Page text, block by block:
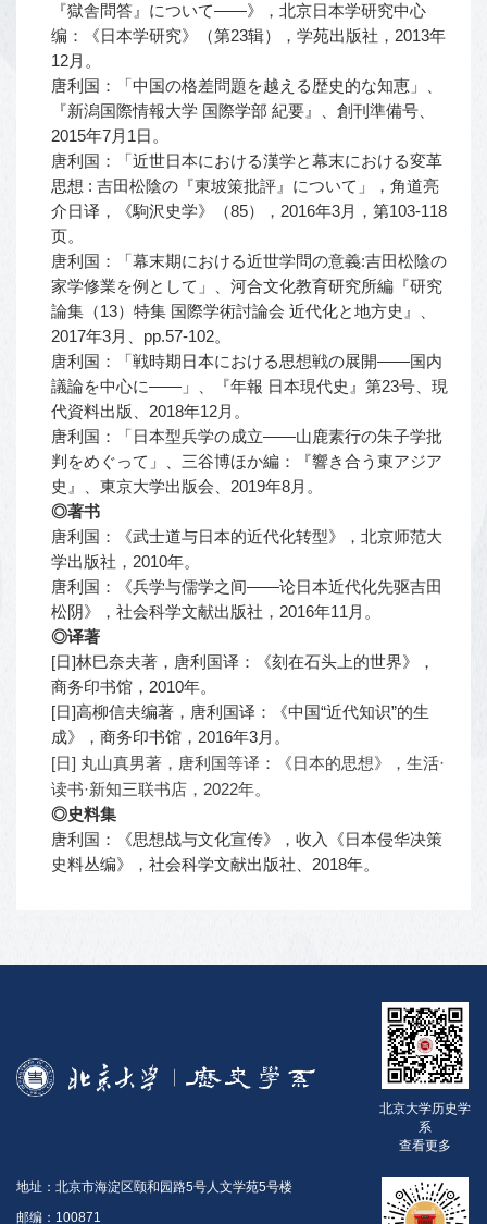
『獄舎問答』について――》，北京日本学研究中心
编：《日本学研究》（第23辑），学苑出版社，2013年
12月。
唐利国：「中国の格差問題を越える歴史的な知恵」、
『新潟国際情報大学 国際学部 紀要』、創刊準備号、
2015年7月1日。
唐利国：「近世日本における漢学と幕末における変革
思想 : 吉田松陰の『東坡策批評』について」，角道亮
介日译，《駒沢史学》（85），2016年3月，第103-118
页。
唐利国：「幕末期における近世学問の意義:吉田松陰の
家学修業を例として」、河合文化教育研究所編『研究
論集（13）特集 国際学術討論会 近代化と地方史』、
2017年3月、pp.57-102。
唐利国：「戦時期日本における思想戦の展開――国内
議論を中心に――」、『年報 日本現代史』第23号、現
代資料出版、2018年12月。
唐利国：「日本型兵学の成立――山鹿素行の朱子学批
判をめぐって」、三谷博ほか編：『響き合う東アジア
史』、東京大学出版会、2019年8月。
◎著书
唐利国：《武士道与日本的近代化转型》，北京师范大
学出版社，2010年。
唐利国：《兵学与儒学之间——论日本近代化先驱吉田
松阴》，社会科学文献出版社，2016年11月。
◎译著
[日]林巳奈夫著，唐利国译：《刻在石头上的世界》，
商务印书馆，2010年。
[日]高柳信夫编著，唐利国译：《中国“近代知识”的生
成》，商务印书馆，2016年3月。
[日] 丸山真男著，唐利国等译：《日本的思想》，生活·
读书·新知三联书店，2022年。
◎史料集
唐利国：《思想战与文化宣传》，收入《日本侵华决策
史料丛编》，社会科学文献出版社、2018年。
北京大学历史学
系
查看更多
地址：北京市海淀区颐和园路5号人文学苑5号楼
邮编：100871